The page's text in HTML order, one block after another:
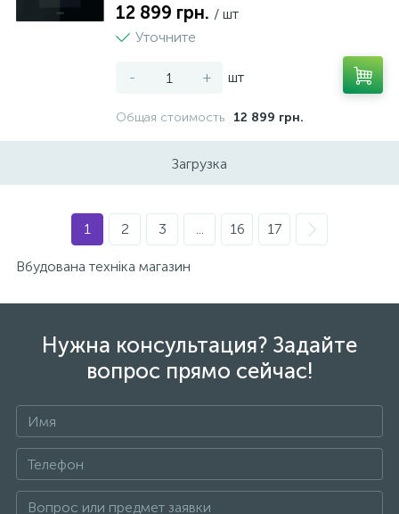
12 899 грн. / шт
Уточните
- + шт
Общая стоимость 12 899 грн.
Загрузка
1 2 3 ... 16 17
Вбудована техніка магазин
Нужна консультация? Задайте
вопрос прямо сейчас!